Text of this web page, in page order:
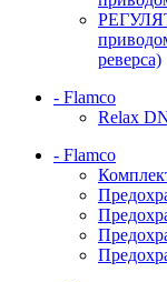
реверса)
- Flamco
Relax
- Flamco